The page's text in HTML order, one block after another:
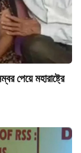
পেয়ে মহারাষ্ট্রে